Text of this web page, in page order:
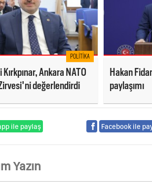
POLITIKA
Ankara NATO
değerlendirdi
Hakan
paylaşımı
ile paylaş Facebook ile
Yazın